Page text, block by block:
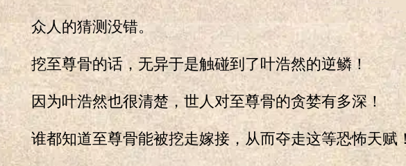
众人的猜测没错。
挖至尊骨的话，无异于是触碰到了叶浩然的逆鳞！
因为叶浩然也很清楚，世人对至尊骨的贪婪有多深！
谁都知道至尊骨能被挖走嫁接，从而夺走这等恐怖天赋